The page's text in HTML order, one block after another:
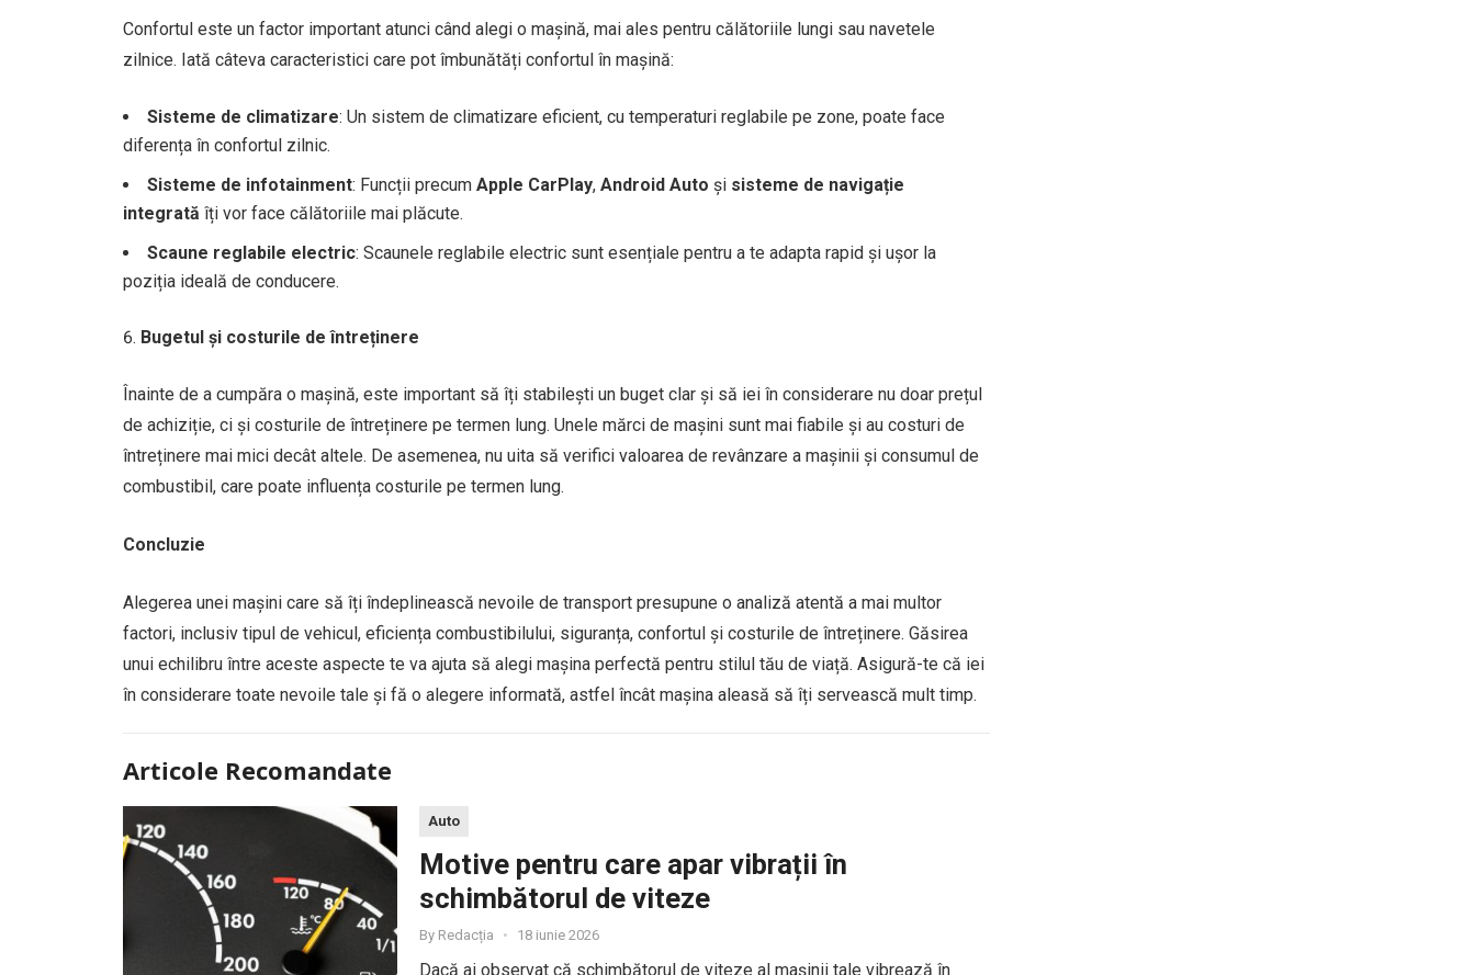
Confortul este un factor important atunci când alegi o mașină, mai ales pentru călătoriile lungi sau navetele
zilnice. Iată câteva caracteristici care pot îmbunătăți confortul în mașină:
Sisteme de climatizare: Un sistem de climatizare eficient, cu temperaturi reglabile pe zone, poate face
diferența în confortul zilnic.
Sisteme de infotainment: Funcții precum Apple CarPlay, Android Auto și sisteme de navigație
integrată îți vor face călătoriile mai plăcute.
Scaune reglabile electric: Scaunele reglabile electric sunt esențiale pentru a te adapta rapid și ușor la
poziția ideală de conducere.
Bugetul și costurile de întreținere
Înainte de a cumpăra o mașină, este important să îți stabilești un buget clar și să iei în considerare nu doar prețul
de achiziție, ci și costurile de întreținere pe termen lung. Unele mărci de mașini sunt mai fiabile și au costuri de
întreținere mai mici decât altele. De asemenea, nu uita să verifici valoarea de revânzare a mașinii și consumul de
combustibil, care poate influența costurile pe termen lung.
Concluzie
Alegerea unei mașini care să îți îndeplinească nevoile de transport presupune o analiză atentă a mai multor
factori, inclusiv tipul de vehicul, eficiența combustibilului, siguranța, confortul și costurile de întreținere. Găsirea
unui echilibru între aceste aspecte te va ajuta să alegi mașina perfectă pentru stilul tău de viață. Asigură-te că iei
în considerare toate nevoile tale și fă o alegere informată, astfel încât mașina aleasă să îți servească mult timp.
Articole Recomandate
Auto
Motive pentru care apar vibrații în
schimbătorul de viteze
By Redacția • 18 iunie 2026
Dacă ai observat că schimbătorul de viteze al mașinii tale vibrează în